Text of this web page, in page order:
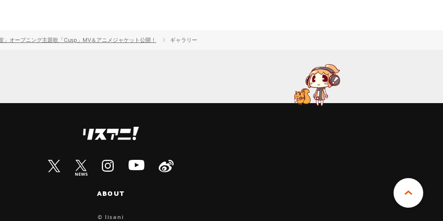
」オープニング主題歌「Cusp」MV＆アニメジャケット公開！ ギャラリー
ABOUT
© lisani